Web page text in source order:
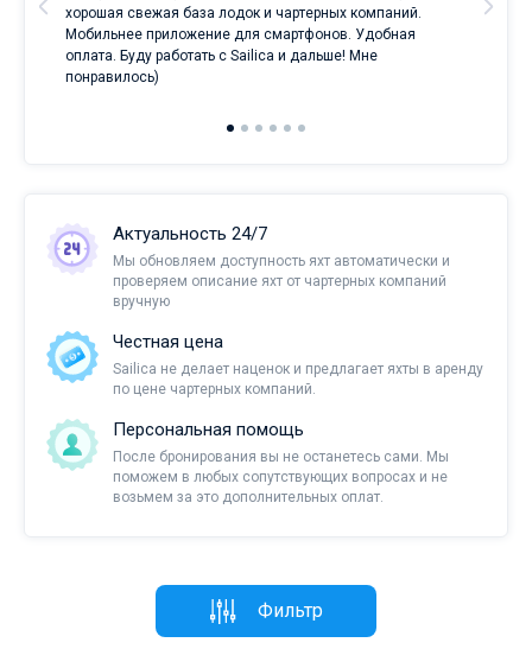
хорошая свежая база лодок и чартерных компаний.
Мобильнее приложение для смартфонов. Удобная
оплата. Буду работать с Sailica и дальше! Мне
понравилось)
Актуальность 24/7
Мы обновляем доступность яхт автоматически и
проверяем описание яхт от чартерных компаний
вручную
Честная цена
Sailica не делает наценок и предлагает яхты в аренду
по цене чартерных компаний.
Персональная помощь
После бронирования вы не останетесь сами. Мы
поможем в любых сопутствующих вопросах и не
возьмем за это дополнительных оплат.
Фильтр